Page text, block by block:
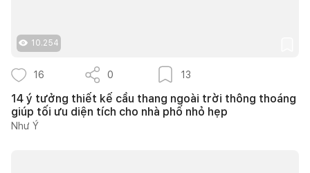
10.254
16 0 13
14 ý tưởng thiết kế cầu thang ngoài trời thông thoáng
giúp tối ưu diện tích cho nhà phố nhỏ hẹp
Như Ý